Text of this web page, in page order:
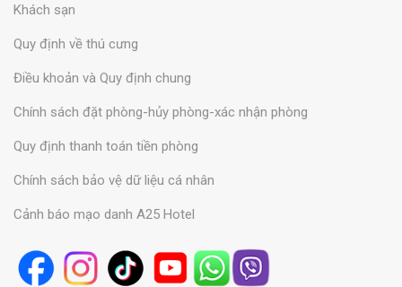
Khách sạn
Quy định về thú cưng
Điều khoản và Quy định chung
Chính sách đặt phòng-hủy phòng-xác nhận phòng
Quy định thanh toán tiền phòng
Chính sách bảo vệ dữ liệu cá nhân
Cảnh báo mạo danh A25 Hotel